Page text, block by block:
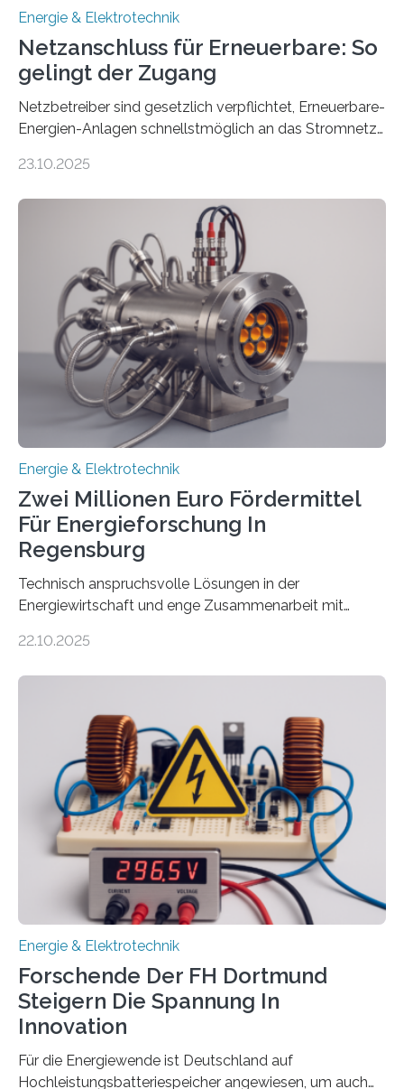
Energie & Elektrotechnik
Netzanschluss für Erneuerbare: So
gelingt der Zugang
Netzbetreiber sind gesetzlich verpflichtet, Erneuerbare-
Energien-Anlagen schnellstmöglich an das Stromnetz
ermöglichen. Doch der dafür nötige Netzausbau hinkt
einem „Anschlussstau“. Die Stiftung
Umweltenergierecht hat den Rechtsrahmen in einem
neuen Bericht für die Praxis eingeordnet – inklusive der
Rolle von flexiblen Netzanschlussvereinbarungen. Der
Netzanschluss von Erneuerbare-Energien-Anlagen
(EE-Anlagen) ist entscheidend für die Energiewende.
Denn ohne Anschluss an das Netz kann kein Strom
eingespeist werden. Nach dem Erneuerbare-Energien-
Gesetz (EEG) sind Netzbetreiber…
23.10.2025
Energie & Elektrotechnik
Zwei Millionen Euro Fördermittel
Für Energieforschung In
Regensburg
Technisch anspruchsvolle Lösungen in der
Energiewirtschaft und enge Zusammenarbeit mit
neuen EU-geförderten Transfer-Projekte zu
Energietechnologien werden vom Europäischen
Sozialfonds Plus (ESF+) gefördert – mit einer
Gesamtsumme von mehr als zwei Millionen Euro.
Damit zählt die Hochschule zu den großen
Gewinnerinnen der aktuellen Förderrunde des
Bayerischen Wissenschaftsministeriums. Im
Mittelpunkt steht der direkte Wissenstransfer: Neue
wissenschaftliche Erkenntnisse sollen rasch in die
22.10.2025
Energie & Elektrotechnik
Forschende Der FH Dortmund
Steigern Die Spannung In
Innovation
Für die Energiewende ist Deutschland auf
Hochleistungsbatteriespeicher angewiesen, um auch